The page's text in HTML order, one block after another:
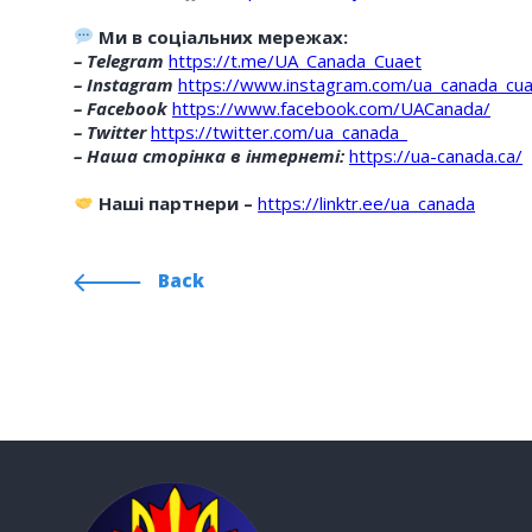
Ми в соціальних мережах:
– Telegram https://t.me/UA_Canada_Cuaet
– Instagram https://www.instagram.com/
– Facebook https://www.facebook.com/UACanada/
– Twitterhttps://twitter.com/ua_canada_
– Наша сторінка в інтернеті: https://ua-canada.ca/
Наші партнери – https://linktr.ee/ua_canada
Back